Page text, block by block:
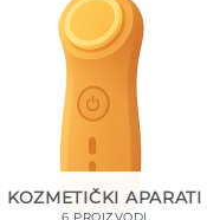
KOZMETIČKI APARATI
6 PROIZVODI